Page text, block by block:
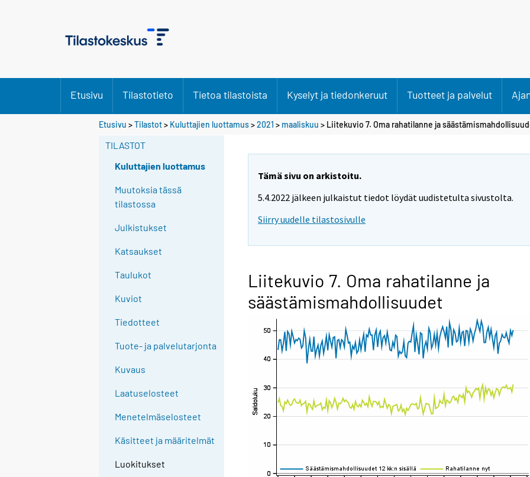
Etusivu Tilastotieto Tietoa tilastoista Kyselyt ja tiedonkeruut Tuotteet ja palvelut
Etusivu >Tilastot> Kuluttajien luottamus>2021 > maaliskuu > Liitekuvio 7. Oma rahatilanne ja
TILASTOT
Kuluttajien luottamus
Muutoksia tässä
tilastossa
Julkistukset
Katsaukset
Taulukot
Kuviot
Tiedotteet
Tuote- ja palvelutarjonta
Kuvaus
Laatuselosteet
Menetelmäselosteet
Käsitteet ja määritelmät
Luokitukset
Tämä sivu on arkistoitu.
5.4.2022 jälkeen julkaistut tiedot löydät uudistetulta sivustolta.
Siirry uudelle tilastosivulle
Liitekuvio 7. Oma rahatilanne ja
säästämismahdollisuudet